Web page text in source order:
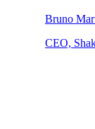
Bruno
CEO,